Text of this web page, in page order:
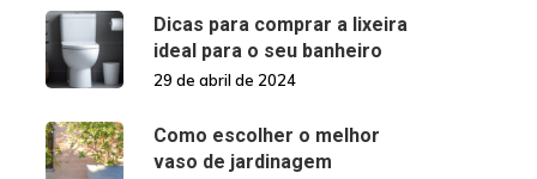
Dicas para comprar a lixeira
ideal para o seu banheiro
29 de abril de 2024
Como escolher o melhor
vaso de jardinagem